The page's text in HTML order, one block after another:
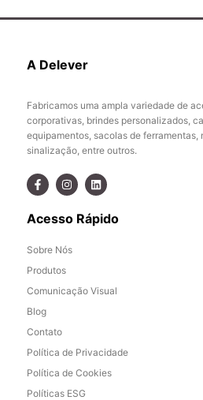
A Delever
Fabricamos uma ampla variedade de
corporativas, brindes personalizados,
equipamentos, sacolas de ferramentas,
sinalização, entre outros.
Acesso Rápido
Sobre Nós
Produtos
Comunicação Visual
Blog
Contato
Política de Privacidade
Política de Cookies
Políticas ESG